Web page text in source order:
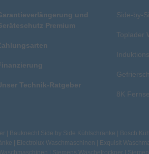
und
Premium
Technik-Ratgeber
Side-by-
Toplader
8K
| Bauknecht Side by Side Kühlschränke | Bosch
| Electrolux Waschmaschinen | Exquisit
| Siemens Wäschetrockner |